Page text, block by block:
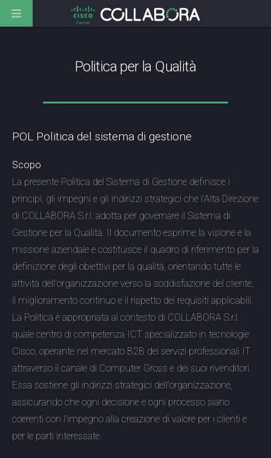
Politica per la Qualità
POL Politica del sistema di gestione
Scopo
La presente Politica del Sistema di Gestione definisce i
principi, gli impegni e gli indirizzi strategici che l'Alta Direzione
di COLLABORA S.r.l. adotta per governare il Sistema di
Gestione per la Qualità. Il documento esprime la visione e la
missione aziendale e costituisce il quadro di riferimento per la
definizione degli obiettivi per la qualità, orientando tutte le
attività dell'organizzazione verso la soddisfazione del cliente,
il miglioramento continuo e il rispetto dei requisiti applicabili.
La Politica è appropriata al contesto di COLLABORA S.r.l.
quale centro di competenza ICT specializzato in tecnologie
Cisco, operante nel mercato B2B dei servizi professionali IT
attraverso il canale di Computer Gross e dei suoi rivenditori.
Essa sostiene gli indirizzi strategici dell'organizzazione,
assicurando che ogni decisione e ogni processo siano
coerenti con l'impegno alla creazione di valore per i clienti e
per le parti interessate.